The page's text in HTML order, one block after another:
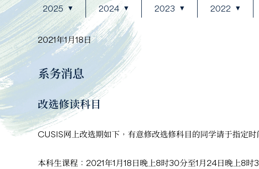
2025 2024 2023 2022
2021年1月18日
系务消息
改选修读科目
CUSIS网上改选期如下，有意修改选修科目的同学请于指定
本科生课程：2021年1月18日晚上8时30分至1月24日晚上8时